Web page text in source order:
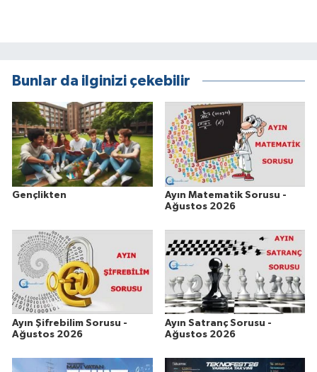
Bunlar da ilginizi çekebilir
Gençlikten
Ayın Matematik Sorusu -
Ağustos 2026
Ayın Şifrebilim Sorusu -
Ağustos 2026
Ayın Satranç Sorusu -
Ağustos 2026